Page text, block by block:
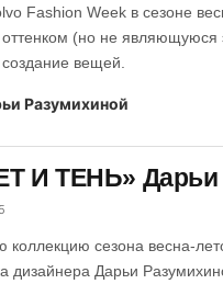
Fashion Week в сезоне
(но не являющуюся
вещей.
И ТЕНЬ» Дарьи
коллекцию сезона весна-
дизайнера Дарьи